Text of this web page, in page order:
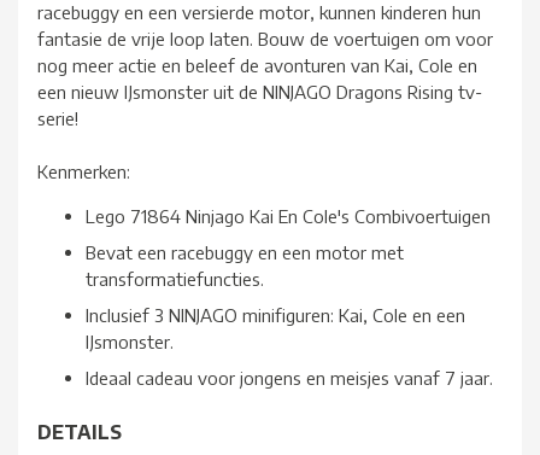
racebuggy en een versierde motor, kunnen kinderen hun
fantasie de vrije loop laten. Bouw de voertuigen om voor
nog meer actie en beleef de avonturen van Kai, Cole en
een nieuw IJsmonster uit de NINJAGO Dragons Rising tv-
serie!
Kenmerken:
Lego 71864 Ninjago Kai En Cole's Combivoertuigen
Bevat een racebuggy en een motor met
transformatiefuncties.
Inclusief 3 NINJAGO minifiguren: Kai, Cole en een
IJsmonster.
Ideaal cadeau voor jongens en meisjes vanaf 7 jaar.
DETAILS